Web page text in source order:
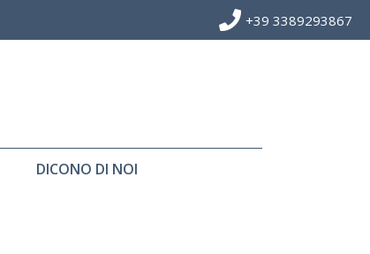
+39 3389293867
DICONO DI NOI